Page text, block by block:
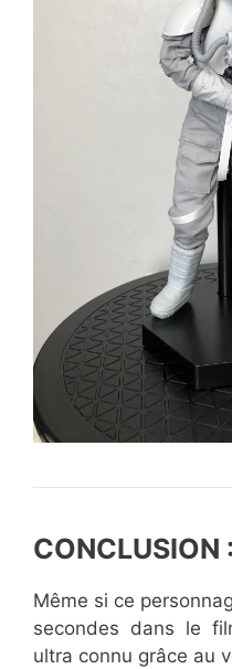
CONCLUSION :
Même si ce
secondes dans le
ultra connu grâce au